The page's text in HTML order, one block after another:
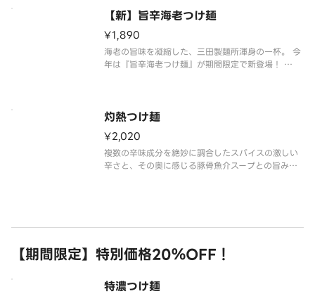
【新】旨辛海老つけ麺
¥1,890
海老の旨味を凝縮した、三田製麺所渾身の一杯。 今
年は『旨辛海老つけ麺』が期間限定で新登場！
灼熱つけ麺
¥2,020
複数の辛味成分を絶妙に調合したスパイスの激しい
辛さと、その奥に感じる豚骨魚介スープとの旨みの
【期間限定】特別価格20％OFF！
特濃つけ麺